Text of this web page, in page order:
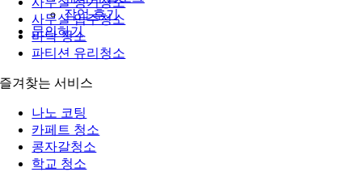
작업 후기
문의하기
사무실 입주청소
바닥 청소
파티션 유리청소
즐겨찾는 서비스
나노 코팅
카페트 청소
콩자갈청소
학교 청소